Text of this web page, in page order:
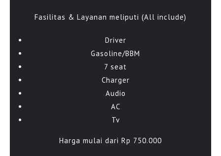
Fasilitas & Layanan meliputi (All include)
Driver
Gasoline/BBM
7 seat
Charger
Audio
AC
Tv
Harga mulai dari Rp 750.000